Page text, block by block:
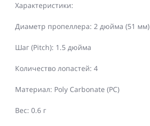
Характеристики:
Диаметр пропеллера: 2 дюйма (51 мм)
Шаг (Pitch): 1.5 дюйма
Количество лопастей: 4
Материал: Poly Carbonate (PC)
Вес: 0.6 г